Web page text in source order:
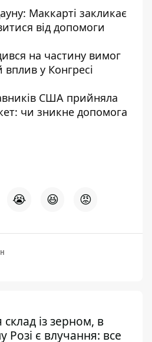
Маккарті закликає
від допомоги
на частину вимог
вплив у Конгресі
США прийняла
чи зникне допомога
😭 😆 😡
із зерном, в
Розі є влучання: все